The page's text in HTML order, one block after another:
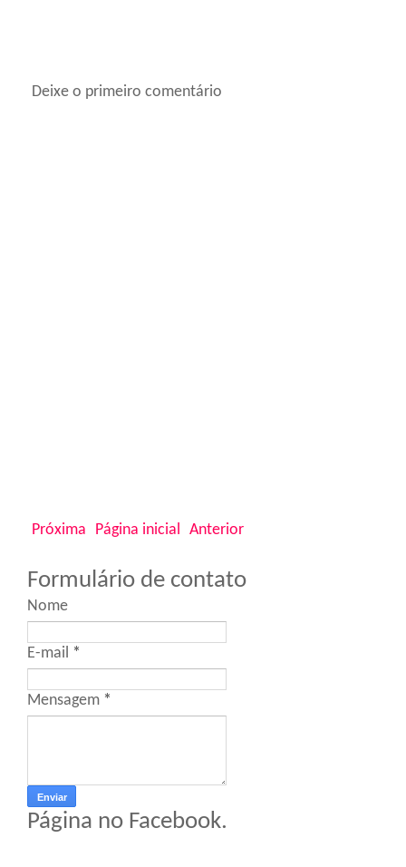
Deixe o primeiro comentário
Próxima Anterior
Página inicial
Formulário de contato
Nome
E-mail *
Mensagem *
Página no Facebook.